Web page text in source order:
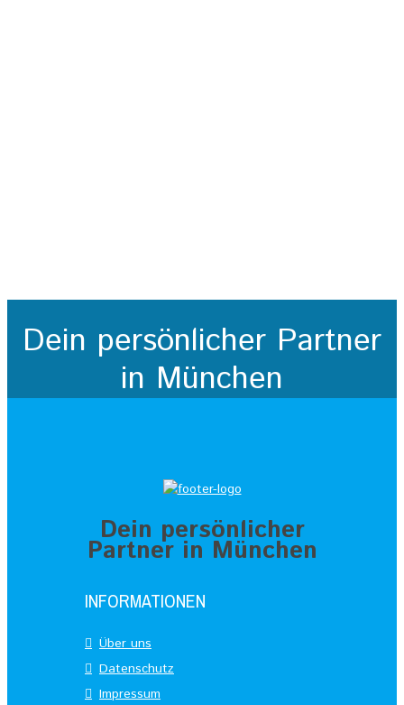
Dein persönlicher Partner
in München
Dein persönlicher
Partner in München
INFORMATIONEN
Über uns
Datenschutz
Impressum